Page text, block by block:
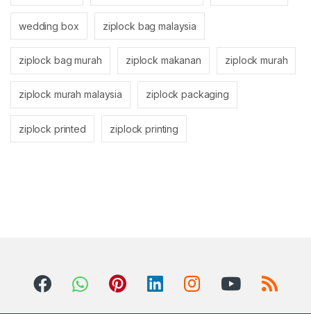
wedding box ziplock bag malaysia
ziplock bag murah ziplock makanan ziplock murah
ziplock murah malaysia ziplock packaging
ziplock printed ziplock printing